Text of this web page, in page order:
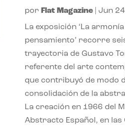
por Flat Magazine| Jun
La exposición ‘La
pensamiento’ recorre
trayectoria de Gustavo
referente del arte
que contribuyó de modo
consolidación de la
La creación en 1966 del
Abstracto Español, en las